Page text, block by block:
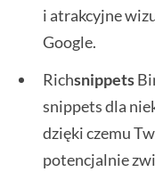
i atrakcyjne
Google.
Richsnippets
snippets dla
dzięki czemu
potencjalnie